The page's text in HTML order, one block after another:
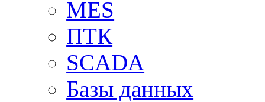
MES
ПТК
SCADA
Базы данных